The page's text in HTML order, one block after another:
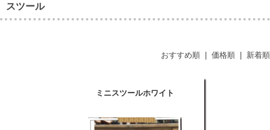
スツール
おすすめ順 価格順 新着順
ミニスツールホワイト